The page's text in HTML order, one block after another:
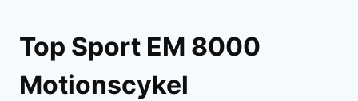
Top Sport EM 8000
Motionscykel